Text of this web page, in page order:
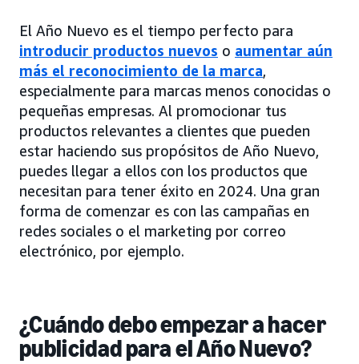
El Año Nuevo es el tiempo perfecto para
introducir productos nuevos o aumentar aún
más el reconocimiento de la marca,
especialmente para marcas menos conocidas o
pequeñas empresas. Al promocionar tus
productos relevantes a clientes que pueden
estar haciendo sus propósitos de Año Nuevo,
puedes llegar a ellos con los productos que
necesitan para tener éxito en 2024. Una gran
forma de comenzar es con las campañas en
redes sociales o el marketing por correo
electrónico, por ejemplo.
¿Cuándo debo empezar a hacer
publicidad para el Año Nuevo?